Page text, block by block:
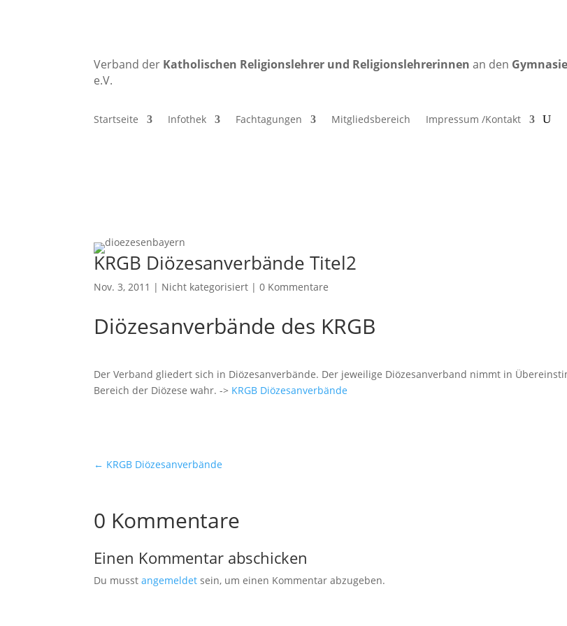
Verband der Katholischen Religionslehrer und Religionslehrerinnenan den
e.V.
Startseite Infothek Fachtagungen Mitgliedsbereich Impressum /Kontakt
KRGB Diözesanverbände Titel2
Nov. 3, 2011 | Nicht kategorisiert |0 Kommentare
Diözesanverbände des KRGB
Der Verband gliedert sich in Diözesanverbände. Der jeweilige Diözesanverband nimmt in
Bereich der Diözese wahr. -> KRGB Diözesanverbände
← KRGB Diözesanverbände
0 Kommentare
Einen Kommentar abschicken
Du musstangemeldet sein, um einen Kommentar abzugeben.